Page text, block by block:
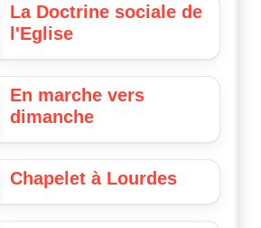
La Doctrine sociale de
l'Eglise
En marche vers
dimanche
Chapelet à Lourdes